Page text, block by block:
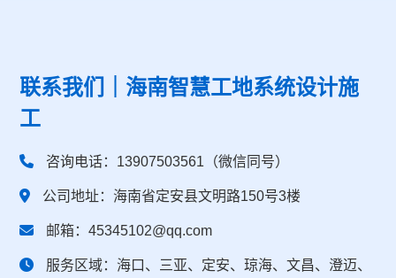
联系我们｜海南智慧工地系统设计施
工
咨询电话：13907503561（微信同号）
公司地址：海南省定安县文明路150号3楼
邮箱：45345102@qq.com
服务区域：海口、三亚、定安、琼海、文昌、澄迈、